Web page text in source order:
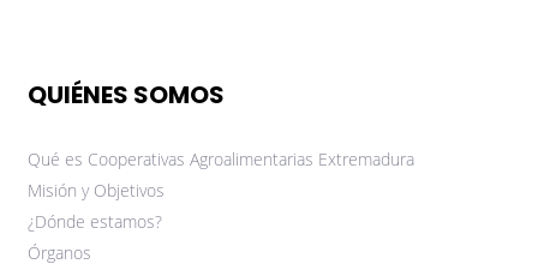
QUIÉNES SOMOS
Qué es Cooperativas Agroalimentarias Extremadura
Misión y Objetivos
¿Dónde estamos?
Órganos